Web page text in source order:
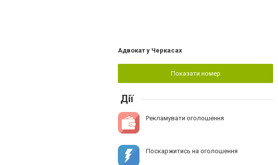
Адвокат у Черкасах
Показати номер
Дії
Рекламувати оголошення
Поскаржитись на оголошення